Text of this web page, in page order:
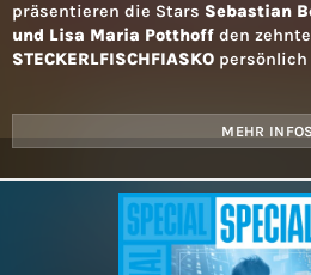
präsentieren die Stars Sebastian
und Lisa Maria Potthoff den
STECKERLFISCHFIASKO
MEHR INFOS